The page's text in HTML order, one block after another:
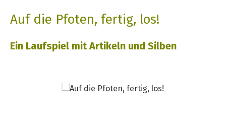
Auf die Pfoten, fertig, los!
Ein Laufspiel mit Artikeln und Silben
Bildergalerie überspringen